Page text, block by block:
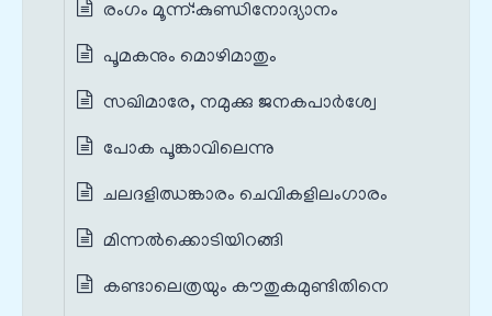
രംഗം മൂന്ന്‌:കുണ്ഡിനോദ്യാനം
പൂമകനും മൊഴിമാതും
സഖിമാരേ, നമുക്കു ജനകപാർശ്വേ
പോക പൂങ്കാവിലെന്നു
ചലദളിഝങ്കാരം ചെവികളിലംഗാരം
മിന്നൽക്കൊടിയിറങ്ങി
കണ്ടാലെത്രയും കൗതുകമുണ്ടിതിനെ